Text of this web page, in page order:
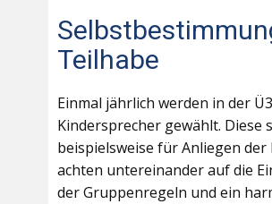
Teilhabe
Einmal jährlich werden in der
Kindersprecher gewählt. Diese
beispielsweise für Anliegen der
achten untereinander auf die
der Gruppenregeln und ein